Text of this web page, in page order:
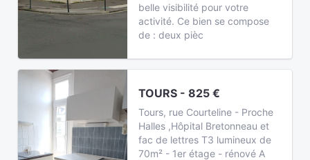
belle visibilité pour votre
activité. Ce bien se compose
de : deux pièc
TOURS - 825 €
Tours, rue Courteline - Proche
Halles ,Hôpital Bretonneau et
fac de lettres T3 lumineux de
70m² - 1er étage - rénové A